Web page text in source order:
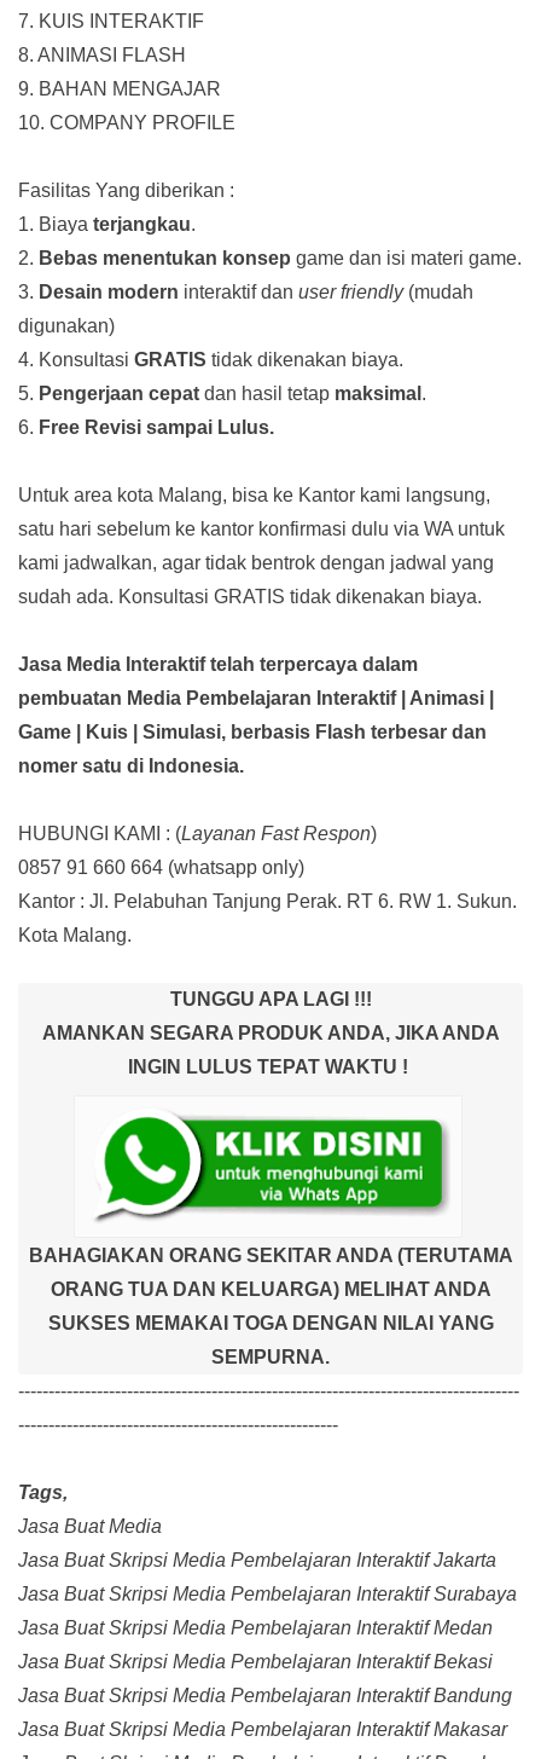
7. KUIS INTERAKTIF
8. ANIMASI FLASH
9. BAHAN MENGAJAR
10. COMPANY PROFILE
Fasilitas Yang diberikan :
1. Biaya terjangkau.
2. Bebas menentukan konsep game dan isi materi game.
3. Desain modern interaktif dan user friendly(mudah
digunakan)
4. Konsultasi GRATIS tidak dikenakan biaya.
5. Pengerjaan cepat dan hasil tetap maksimal .
6. Free Revisi sampai Lulus.
Untuk area kota Malang, bisa ke Kantor kami langsung,
satu hari sebelum ke kantor konfirmasi dulu via WA untuk
kami jadwalkan, agar tidak bentrok dengan jadwal yang
sudah ada. Konsultasi GRATIS tidak dikenakan biaya.
Jasa Media Interaktif telah terpercaya dalam
pembuatan Media Pembelajaran Interaktif| Animasi |
Game | Kuis | Simulasi, berbasis Flash terbesar dan
nomer satu di Indonesia.
HUBUNGI KAMI : (Layanan Fast Respon)
0857 91 660 664 (whatsapp only)
Kantor : Jl. Pelabuhan Tanjung Perak. RT 6. RW 1. Sukun.
Kota Malang.
TUNGGU APA LAGI !!!
AMANKAN SEGARA PRODUK ANDA, JIKA ANDA
INGIN LULUS TEPAT WAKTU !
BAHAGIAKAN ORANG SEKITAR ANDA (TERUTAMA
ORANG TUA DAN KELUARGA) MELIHAT ANDA
SUKSES MEMAKAI TOGA DENGAN NILAI YANG
SEMPURNA.
-----------------------------------------------------------------------------------
-----------------------------------------------------
Tags,
Jasa Buat Media
Jasa Buat Skripsi Media Pembelajaran Interaktif Jakarta
Jasa Buat Skripsi Media Pembelajaran Interaktif Surabaya
Jasa Buat Skripsi Media Pembelajaran Interaktif Medan
Jasa Buat Skripsi Media Pembelajaran Interaktif Bekasi
Jasa Buat Skripsi Media Pembelajaran Interaktif Bandung
Jasa Buat Skripsi Media Pembelajaran Interaktif Makasar